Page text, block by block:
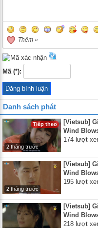
Thêm »
Mã (*):
Danh sách phát
Tiếp theo
2 tháng trước
[Vietsub]
Wind
174 lượt
2 tháng trước
[Vietsub]
Wind
195 lượt
[Vietsub]
Wind
218 lượt